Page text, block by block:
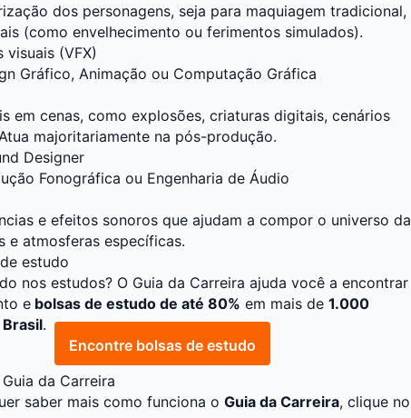
dos personagens, seja para maquiagem tradicional,
(como envelhecimento ou ferimentos simulados).
visuais (VFX)
Gráfico, Animação ou Computação Gráfica
em cenas, como explosões, criaturas digitais, cenários
majoritariamente na pós-produção.
Designer
Fonográfica ou Engenharia de Áudio
e efeitos sonoros que ajudam a compor o universo da
e atmosferas específicas.
estudo
nos estudos? O Guia da Carreira ajuda você a encontrar
e bolsas de estudo de até 80% em mais de 1.000
.
Encontre bolsas de estudo
da Carreira
saber mais como funciona o Guia da Carreira, clique no